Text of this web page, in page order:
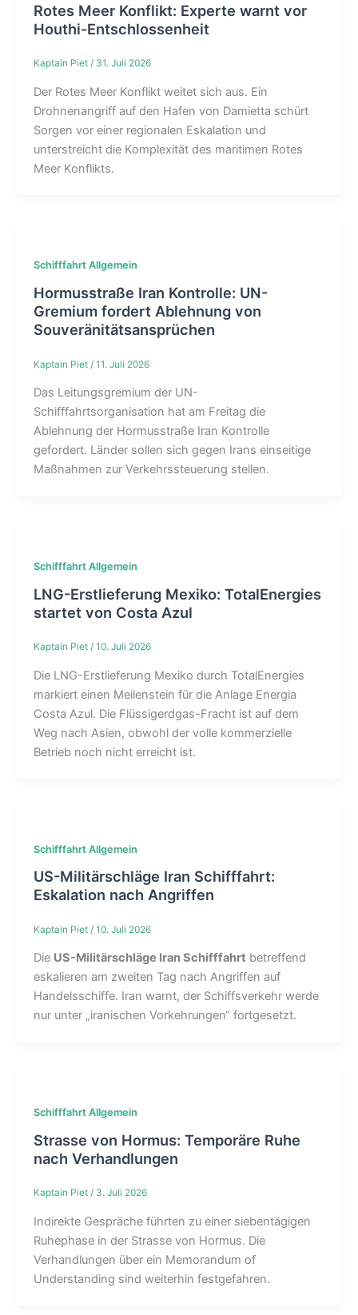
Rotes Meer Konflikt: Experte warnt vor
Houthi-Entschlossenheit
Kaptain Piet / 31. Juli 2026
Der Rotes Meer Konflikt weitet sich aus. Ein
Drohnenangriff auf den Hafen von Damietta schürt
Sorgen vor einer regionalen Eskalation und
unterstreicht die Komplexität des maritimen Rotes
Meer Konflikts.
Schifffahrt Allgemein
Hormusstraße Iran Kontrolle: UN-
Gremium fordert Ablehnung von
Souveränitätsansprüchen
Kaptain Piet / 11. Juli 2026
Das Leitungsgremium der UN-
Schifffahrtsorganisation hat am Freitag die
Ablehnung der Hormusstraße Iran Kontrolle
gefordert. Länder sollen sich gegen Irans einseitige
Maßnahmen zur Verkehrssteuerung stellen.
Schifffahrt Allgemein
LNG-Erstlieferung Mexiko: TotalEnergies
startet von Costa Azul
Kaptain Piet / 10. Juli 2026
Die LNG-Erstlieferung Mexiko durch TotalEnergies
markiert einen Meilenstein für die Anlage Energia
Costa Azul. Die Flüssigerdgas-Fracht ist auf dem
Weg nach Asien, obwohl der volle kommerzielle
Betrieb noch nicht erreicht ist.
Schifffahrt Allgemein
US-Militärschläge Iran Schifffahrt:
Eskalation nach Angriffen
Kaptain Piet / 10. Juli 2026
Die US-Militärschläge Iran Schifffahrt betreffend
eskalieren am zweiten Tag nach Angriffen auf
Handelsschiffe. Iran warnt, der Schiffsverkehr werde
nur unter „iranischen Vorkehrungen“ fortgesetzt.
Schifffahrt Allgemein
Strasse von Hormus: Temporäre Ruhe
nach Verhandlungen
Kaptain Piet / 3. Juli 2026
Indirekte Gespräche führten zu einer siebentägigen
Ruhephase in der Strasse von Hormus. Die
Verhandlungen über ein Memorandum of
Understanding sind weiterhin festgefahren.